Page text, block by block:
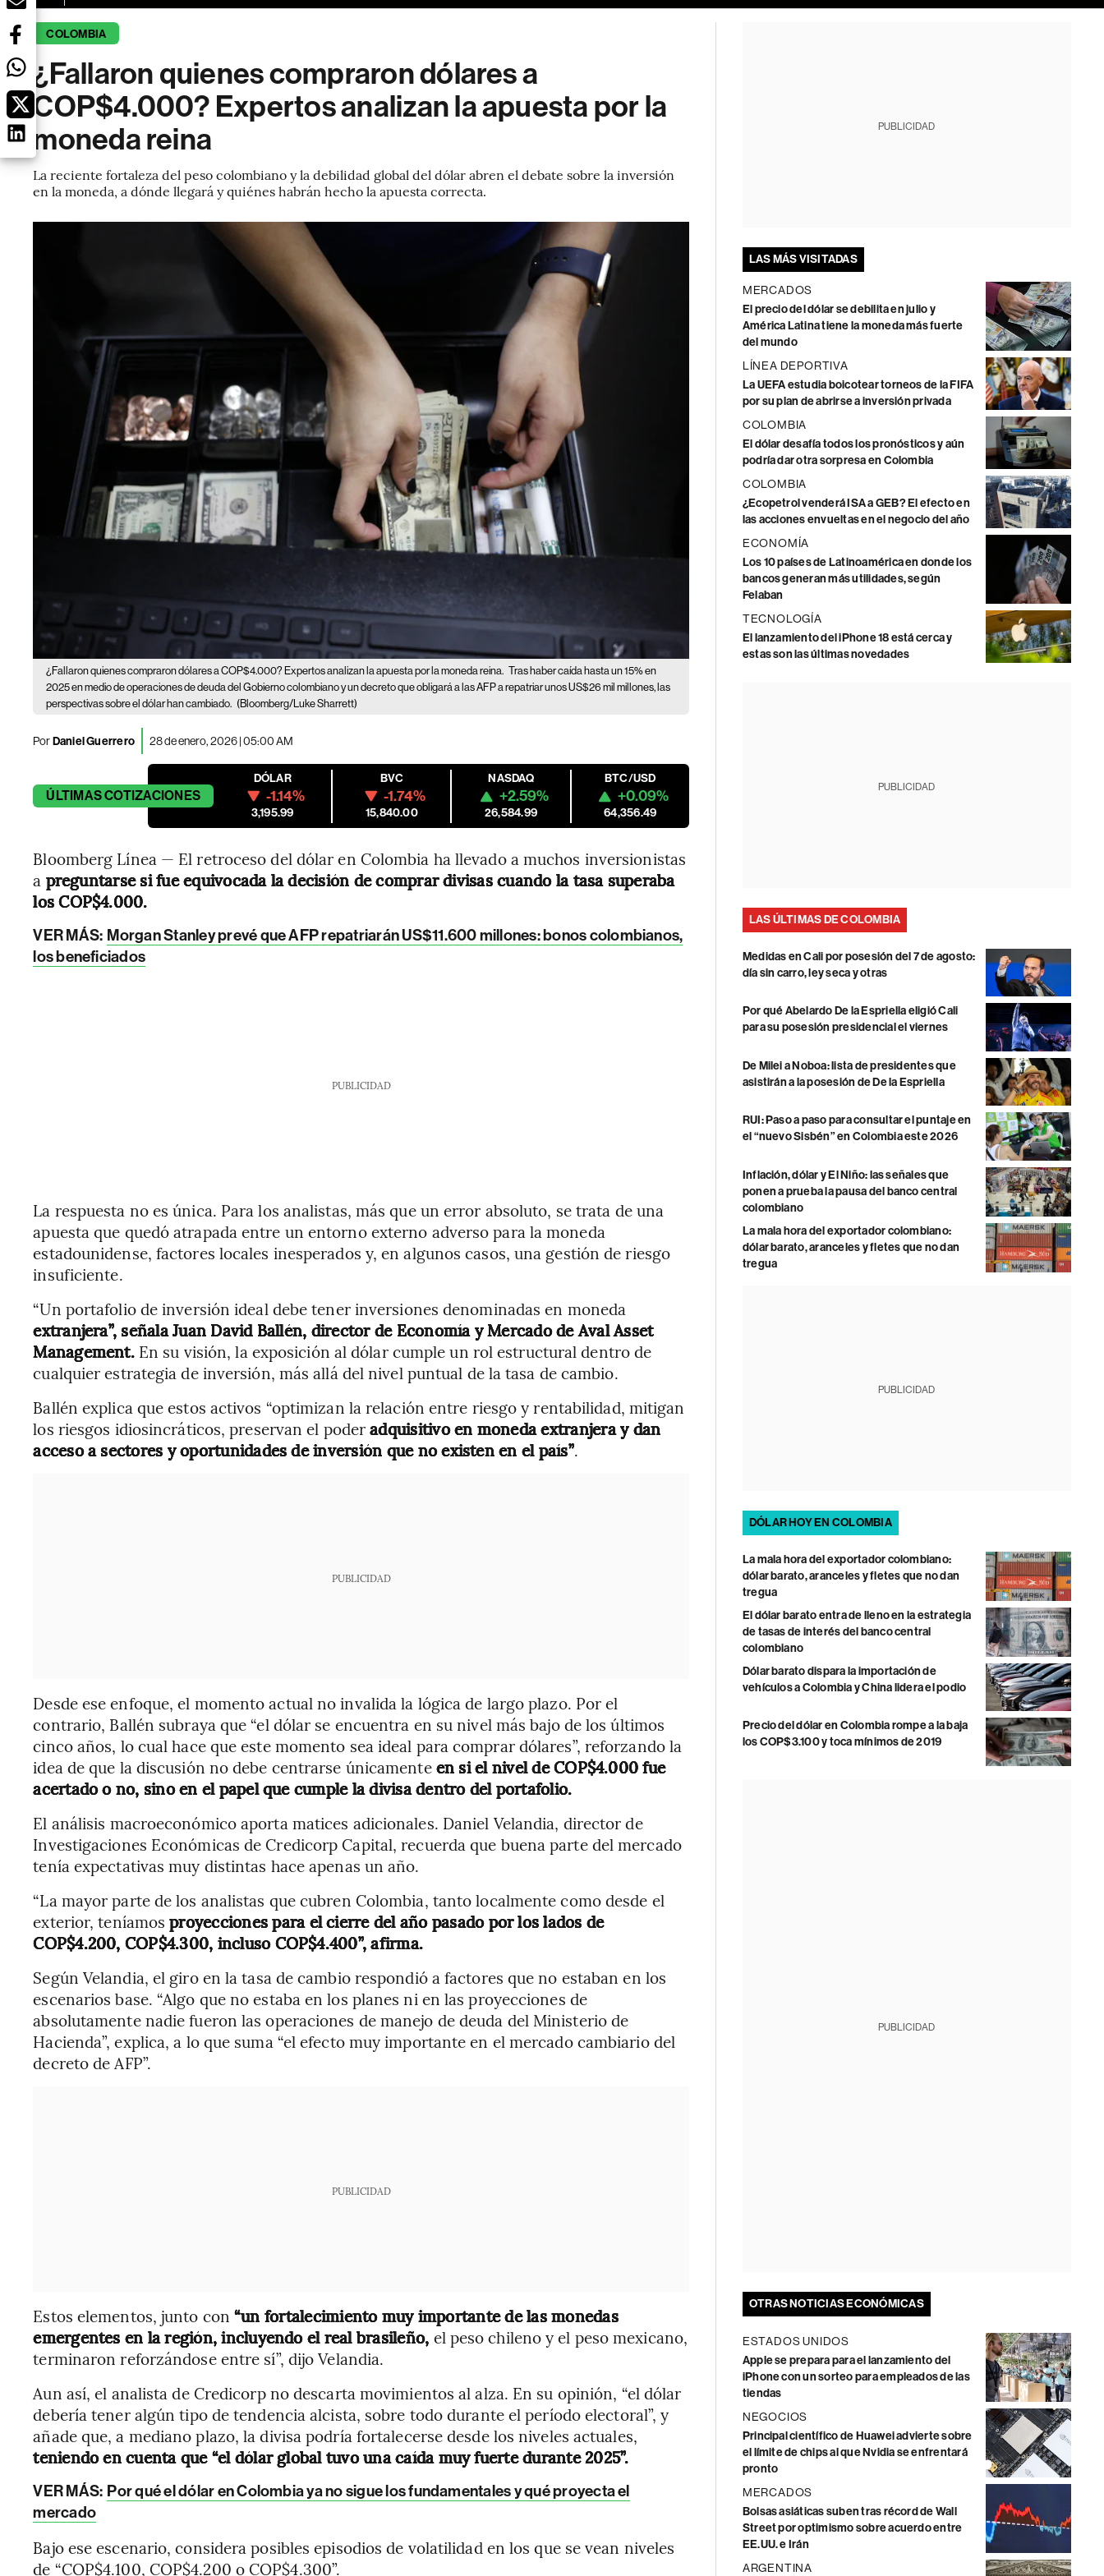
COLOMBIA
¿Fallaron quienes compraron dólares a
COP$4.000? Expertos analizan la apuesta por la
moneda reina
La reciente fortaleza del peso colombiano y la debilidad global del dólar abren el debate sobre la inversión
en la moneda, a dónde llegará y quiénes habrán hecho la apuesta correcta.
¿Fallaron quienes compraron dólares a COP$4.000? Expertos analizan la apuesta por la moneda reina. Tras haber caída hasta un 15% en
2025 en medio de operaciones de deuda del Gobierno colombiano y un decreto que obligará a las AFP a repatriar unos US$26 mil millones, las
perspectivas sobre el dólar han cambiado. (Bloomberg/Luke Sharrett)
PorDaniel Guerrero 28 de enero, 2026 | 05:00 AM
ÚLTIMASCOTIZACIONES
DÓLAR
-1.14%
3,195.99
BVC
-1.74%
15,840.00
NASDAQ
+2.59%
26,584.99
BTC/USD
+0.09%
64,356.49
Bloomberg Línea — El retroceso del dólar en Colombia ha llevado a muchos inversionistas
a preguntarse si fue equivocada la decisión de comprar divisas cuando la tasa superaba
los COP$4.000.
VER MÁS: Morgan Stanley prevé que AFP repatriarán US$11.600 millones: bonos colombianos,
los beneficiados
PUBLICIDAD
La respuesta no es única. Para los analistas, más que un error absoluto, se trata de una
apuesta que quedó atrapada entre un entorno externo adverso para la moneda
estadounidense, factores locales inesperados y, en algunos casos, una gestión de riesgo
insuficiente.
“Un portafolio de inversión ideal debe tener inversiones denominadas en moneda
extranjera”, señala Juan David Ballén, director de Economía y Mercado de Aval Asset
Management.En su visión, la exposición al dólar cumple un rol estructural dentro de
cualquier estrategia de inversión, más allá del nivel puntual de la tasa de cambio.
Ballén explica que estos activos “optimizan la relación entre riesgo y rentabilidad, mitigan
los riesgos idiosincráticos, preservan el poderadquisitivo en moneda extranjera y dan
acceso a sectores y oportunidades de inversión que no existen en el país”.
PUBLICIDAD
Desde ese enfoque, el momento actual no invalida la lógica de largo plazo. Por el
contrario, Ballén subraya que “el dólar se encuentra en su nivel más bajo de los últimos
cinco años, lo cual hace que este momento sea ideal para comprar dólares”, reforzando la
idea de que la discusión no debe centrarse únicamenteen si el nivel de COP$4.000 fue
acertado o no, sino en el papel que cumple la divisa dentro del portafolio.
El análisis macroeconómico aporta matices adicionales. Daniel Velandia, director de
Investigaciones Económicas de Credicorp Capital, recuerda que buena parte del mercado
tenía expectativas muy distintas hace apenas un año.
“La mayor parte de los analistas que cubren Colombia, tanto localmente como desde el
exterior, teníamosproyecciones para el cierre del año pasado por los lados de
COP$4.200, COP$4.300, incluso COP$4.400”, afirma.
Según Velandia, el giro en la tasa de cambio respondió a factores que no estaban en los
escenarios base. “Algo que no estaba en los planes ni en las proyecciones de
absolutamente nadie fueron las operaciones de manejo de deuda del Ministerio de
Hacienda”, explica, a lo que suma “el efecto muy importante en el mercado cambiario del
decreto de AFP”.
PUBLICIDAD
Estos elementos, junto con“un fortalecimiento muy importante de las monedas
emergentes en la región, incluyendo el real brasileño, el peso chileno y el peso mexicano,
terminaron reforzándose entre sí”, dijo Velandia.
Aun así, el analista de Credicorp no descarta movimientos al alza. En su opinión, “el dólar
debería tener algún tipo de tendencia alcista, sobre todo durante el período electoral”, y
añade que, a mediano plazo, la divisa podría fortalecerse desde los niveles actuales,
teniendo en cuenta que “el dólar global tuvo una caída muy fuerte durante 2025”.
VER MÁS: Por qué el dólar en Colombia ya no sigue los fundamentales y qué proyecta el
mercado
Bajo ese escenario, considera posibles episodios de volatilidad en los que se vean niveles
de “COP$4.100, COP$4.200 o COP$4.300”.
PUBLICIDAD
LAS MÁS VISITADAS
MERCADOS
El precio del dólar se debilita en julio y
América Latina tiene la moneda más fuerte
del mundo
LÍNEA DEPORTIVA
La UEFA estudia boicotear torneos de la FIFA
por su plan de abrirse a inversión privada
COLOMBIA
El dólar desafía todos los pronósticos y aún
podría dar otra sorpresa en Colombia
COLOMBIA
¿Ecopetrol venderá ISA a GEB? El efecto en
las acciones envueltas en el negocio del año
ECONOMÍA
Los 10 países de Latinoamérica en donde los
bancos generan más utilidades, según
Felaban
TECNOLOGÍA
El lanzamiento del iPhone 18 está cerca y
estas son las últimas novedades
PUBLICIDAD
LAS ÚLTIMAS DE COLOMBIA
Medidas en Cali por posesión del 7 de agosto:
día sin carro, ley seca y otras
Por qué Abelardo De la Espriella eligió Cali
para su posesión presidencial el viernes
De Milei a Noboa: lista de presidentes que
asistirán a la posesión de De la Espriella
RUI: Paso a paso para consultar el puntaje en
el “nuevo Sisbén” en Colombia este 2026
Inflación, dólar y El Niño: las señales que
ponen a prueba la pausa del banco central
colombiano
La mala hora del exportador colombiano:
dólar barato, aranceles y fletes que no dan
tregua
PUBLICIDAD
DÓLAR HOY EN COLOMBIA
La mala hora del exportador colombiano:
dólar barato, aranceles y fletes que no dan
tregua
El dólar barato entra de lleno en la estrategia
de tasas de interés del banco central
colombiano
Dólar barato dispara la importación de
vehículos a Colombia y China lidera el podio
Precio del dólar en Colombia rompe a la baja
los COP$3.100 y toca mínimos de 2019
PUBLICIDAD
OTRAS NOTICIAS ECONÓMICAS
ESTADOS UNIDOS
Apple se prepara para el lanzamiento del
iPhone con un sorteo para empleados de las
tiendas
NEGOCIOS
Principal científico de Huawei advierte sobre
el límite de chips al que Nvidia se enfrentará
pronto
MERCADOS
Bolsas asiáticas suben tras récord de Wall
Street por optimismo sobre acuerdo entre
EE.UU. e Irán
ARGENTINA